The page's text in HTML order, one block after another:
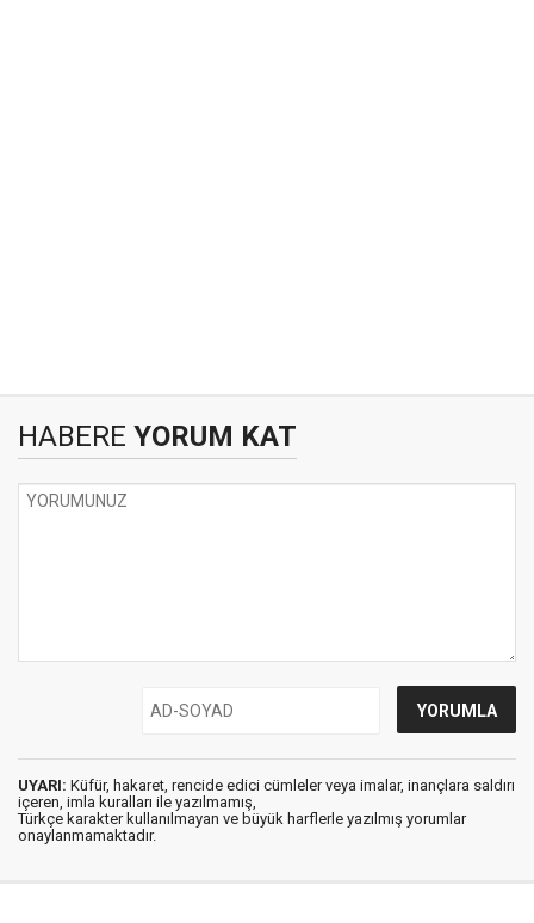
HABERE YORUM KAT
UYARI: Küfür, hakaret, rencide edici cümleler veya imalar, inançlara saldırı
içeren, imla kuralları ile yazılmamış,
Türkçe karakter kullanılmayan ve büyük harflerle yazılmış yorumlar
onaylanmamaktadır.